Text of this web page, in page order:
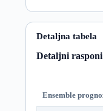
Detaljna tabela
Detaljni
Ensemble